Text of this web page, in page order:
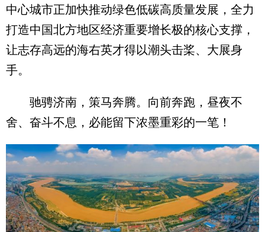
中心城市正加快推动绿色低碳高质量发展，全力
打造中国北方地区经济重要增长极的核心支撑，
让志存高远的海右英才得以潮头击桨、大展身
手。
驰骋济南，策马奔腾。向前奔跑，昼夜不
舍、奋斗不息，必能留下浓墨重彩的一笔！